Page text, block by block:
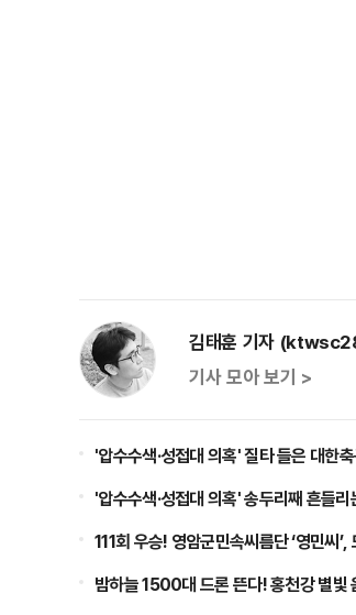
김태훈 기자
기사 모아 보기 >
'압수수색·성접대 의혹' 질타 들은 대한
'압수수색·성접대 의혹' 송두리째 흔들
111회 우승! 영암군민속씨름단 ‘영민씨
밤하늘 1500대 드론 뜬다! 홍천강 별빛